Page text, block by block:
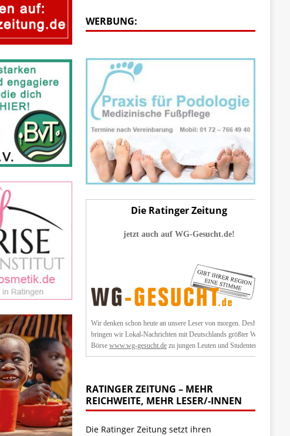
WERBUNG:
Die Ratinger Zeitung
jetzt auch auf WG-Gesucht.de!
Wir denken schon heute an unsere Leser von morgen. Deshalb
bringen wir Lokal-Nachrichten mit Deutschlands größter WG-
Börse www.wg-gesucht.dezu jungen Leuten und Studenten.
RATINGER ZEITUNG – MEHR
REICHWEITE, MEHR LESER/-INNEN
Die Ratinger Zeitung setzt ihren